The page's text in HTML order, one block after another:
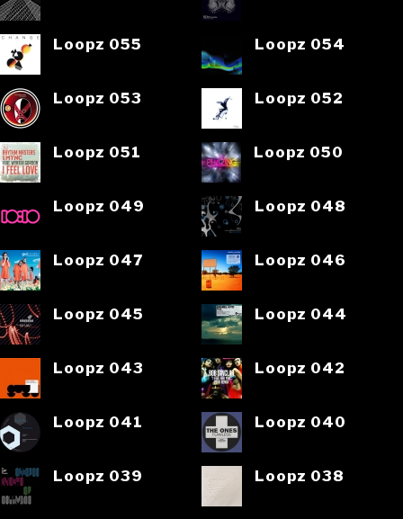
Loopz 055 Loopz 054
Loopz 053 Loopz 052
Loopz 051 Loopz 050
Loopz 049 Loopz 048
Loopz 047 Loopz 046
Loopz 045 Loopz 044
Loopz 043 Loopz 042
Loopz 041 Loopz 040
Loopz 039 Loopz 038